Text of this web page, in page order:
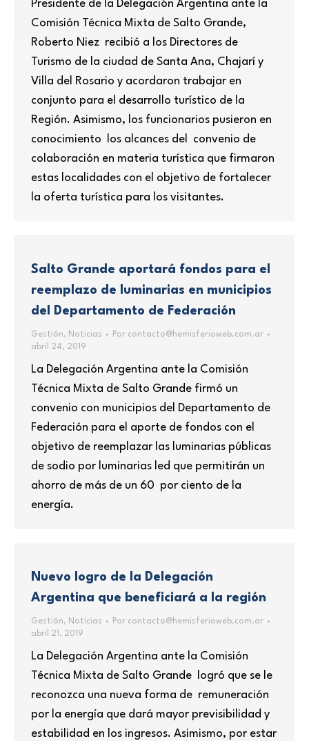
Presidente de la Delegación Argentina ante la
Comisión Técnica Mixta de Salto Grande,
Roberto Niez recibió a los Directores de
Turismo de la ciudad de Santa Ana, Chajarí y
Villa del Rosario y acordaron trabajar en
conjunto para el desarrollo turístico de la
Región. Asimismo, los funcionarios pusieron en
conocimiento los alcances del convenio de
colaboración en materia turística que firmaron
estas localidades con el objetivo de fortalecer
la oferta turística para los visitantes.
Salto Grande aportará fondos para el
reemplazo de luminarias en municipios
del Departamento de Federación
Gestión, Noticias Por contacto@hemisferioweb.com.ar
abril 24, 2019
La Delegación Argentina ante la Comisión
Técnica Mixta de Salto Grande firmó un
convenio con municipios del Departamento de
Federación para el aporte de fondos con el
objetivo de reemplazar las luminarias públicas
de sodio por luminarias led que permitirán un
ahorro de más de un 60 por ciento de la
energía.
Nuevo logro de la Delegación
Argentina que beneficiará a la región
Gestión, Noticias Por contacto@hemisferioweb.com.ar
abril 21, 2019
La Delegación Argentina ante la Comisión
Técnica Mixta de Salto Grande logró que se le
reconozca una nueva forma de remuneración
por la energía que dará mayor previsibilidad y
estabilidad en los ingresos. Asimismo, por estar